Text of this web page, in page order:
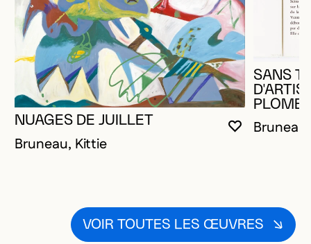
VOUS
FERMER
OUVRIR LA
NUAGES DE JUILLET
Bruneau, Kittie
SANS
VOIR TOUTES LES ŒUVRES